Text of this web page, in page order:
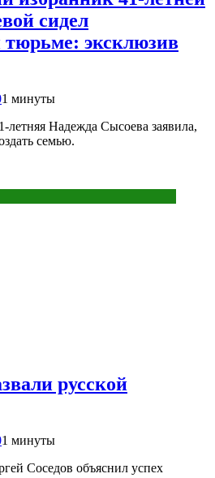
сидел
тюрьме: эксклюзив
1 минуты
Надежда Сысоева заявила,
семью.
русской
1 минуты
Соседов объяснил успех